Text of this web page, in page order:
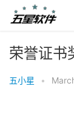
荣誉证书
五小星 •